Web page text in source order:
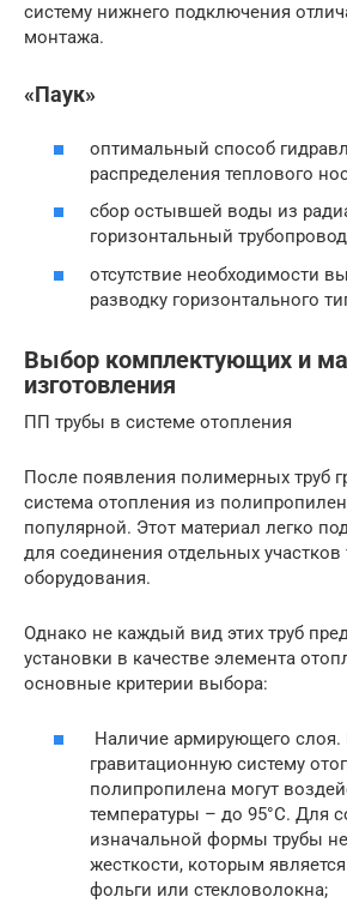
систему нижнего подключения
монтажа.
«Паук»
оптимальный способ
распределения теплового
сбор остывшей воды из
горизонтальный
отсутствие необходимости
разводку горизонтального
Выбор комплектующих и
изготовления
ПП трубы в системе отопления
После появления полимерных труб
система отопления из
популярной. Этот материал легко
для соединения отдельных
оборудования.
Однако не каждый вид этих труб
установки в качестве элемента
основные критерии выбора:
Наличие армирующего слоя.
гравитационную систему
полипропилена могут
температуры – до 95°С. Для
изначальной формы трубы
жесткости, которым
фольги или стекловолокна;